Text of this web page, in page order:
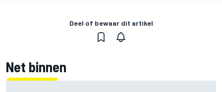
Deel of bewaar dit artikel
Net binnen